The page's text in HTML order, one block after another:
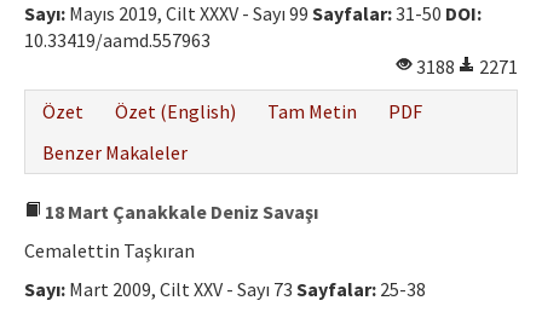
Sayı: Mayıs 2019, Cilt XXXV - Sayı 99 Sayfalar:31-50 DOI:
10.33419/aamd.557963
3188
2271
Özet
Özet (English) Tam Metin
PDF
Benzer Makaleler
18 Mart Çanakkale Deniz Savaşı
Cemalettin Taşkıran
Sayı: Mart 2009, Cilt XXV - Sayı 73 Sayfalar: 25-38